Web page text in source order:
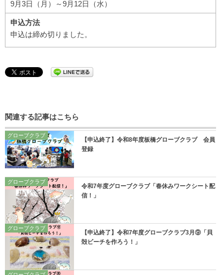
9月3日（月）～9月12日（水）
申込方法
申込は締め切りました。
関連する記事はこちら
グローブクラブ
【申込終了】令和8年度板橋グローブクラブ 会員
登録
グローブクラブ
令和7年度グローブクラブ「春休みワークシート配
信！」
グローブクラブ
【申込終了】令和7年度グローブクラブ3月⑨「貝
殻ビーチを作ろう！」